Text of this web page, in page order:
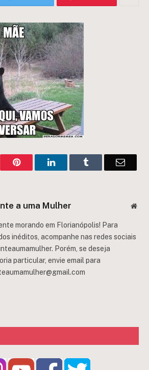
Pinterest LinkedInTumblr Email
a uma Mulher
morando em Florianópolis! Para
inéditos, acompanhe nas redes sociais
Porém, se deseja
particular, envie email para